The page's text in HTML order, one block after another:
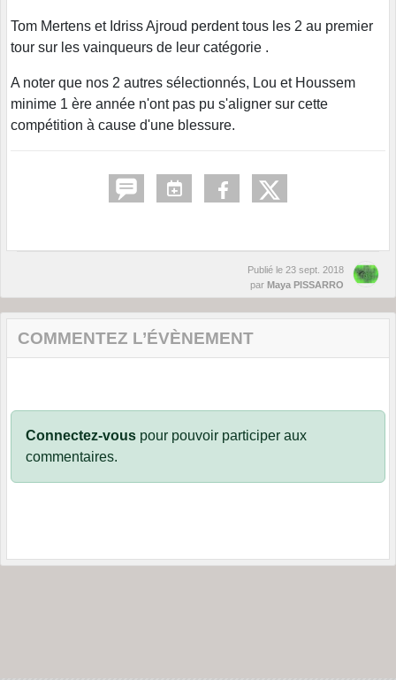
Tom Mertens et Idriss Ajroud perdent tous les 2 au premier
tour sur les vainqueurs de leur catégorie .
A noter que nos 2 autres sélectionnés, Lou et Houssem
minime 1 ère année n'ont pas pu s'aligner sur cette
compétition à cause d'une blessure.
Publié le 23 sept. 2018
par Maya PISSARRO
COMMENTEZ L’ÉVÈNEMENT
Connectez-vous pour pouvoir participer aux
commentaires.